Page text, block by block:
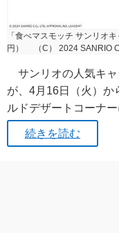
「食べマスモッチ サンリオ
円） （C） 2024 SANRIO
サンリオの人気キャ
が、4月16日（火）か
ルドデザートコーナー
続きを読む